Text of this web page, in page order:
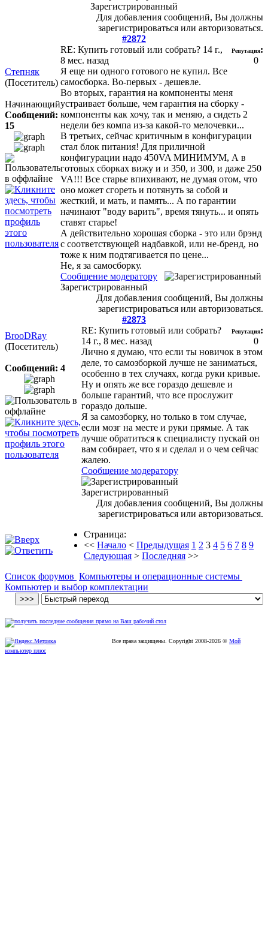
Зарегистрированный
Для добавления сообщений, Вы должны
зарегистрироваться или авторизоваться.
#2872
Степняк
(Посетитель)
Начинающий
Сообщений:
15
RE: Купить готовый или собрать? 14 г.,
8 мес. назад
Репутация:
0
Я еще ни одного готового не купил. Все
самосборка. Во-первых - дешевле.
Во вторых, гарантия на компоненты меня
устраивает больше, чем гарантия на сборку -
компоненты как хочу, так и меняю, а сидеть 2
недели без компа из-за какой-то мелочевки...
В третьих, сейчас критичным в конфигурации
стал блок питания! Для приличной
конфигурации надо 450VA МИНИМУМ, А в
готовых сборках вижу и и 350, и 300, и даже 250
VA!!! Все старье впихивают, не думая отом, что
оно может сгореть и потянуть за собой и
жесткий, и мать, и память... А по гарантии
начинают "воду варить", время тянуть... и опять
ставят старье!
А действительно хорошая сборка - это или брэнд
с соответствующей надбавкой, или не-бренд, но
тоже к ним подтягивается по цене...
Не, я за самосборку.
Сообщение модератору
Зарегистрированный
Для добавления сообщений, Вы должны
зарегистрироваться или авторизоваться.
#2873
BrooDRay
(Посетитель)
Сообщений: 4
RE: Купить готовый или собрать?
14 г., 8 мес. назад
Репутация:
0
Лично я думаю, что если ты новичок в этом
деле, то самозборкой лучше не заниматься,
особенно в тех случаях, когда руки кривые.
Ну и опять же все гораздо дешевле и
больше гарантий, что все прослужит
гораздо дольше.
Я за самозборку, но только в том случае,
если мозг на месте и руки прямые. А так
лучше обратиться к специалисту пускай он
вам собирает, что я и сделал и о чем сейчас
жалею.
Сообщение модератору
Зарегистрированный
Для добавления сообщений, Вы должны
зарегистрироваться или авторизоваться.
Страница:
<< Начало < Предыдущая 1 2 3 4 5 6 7 8 9
Следующая > Последняя >>
Список форумов Компьютеры и операционные системы
Компьютер и выбор комплектации
Все права защищены. Copyright 2008-2026 © Мой
компьютер плюс